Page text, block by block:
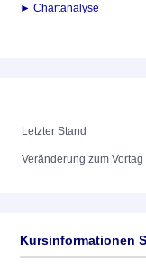
► Chartanalyse
Letzter Stand
Veränderung zum Vortag
Kursinformationen